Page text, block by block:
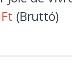
(Bruttó)